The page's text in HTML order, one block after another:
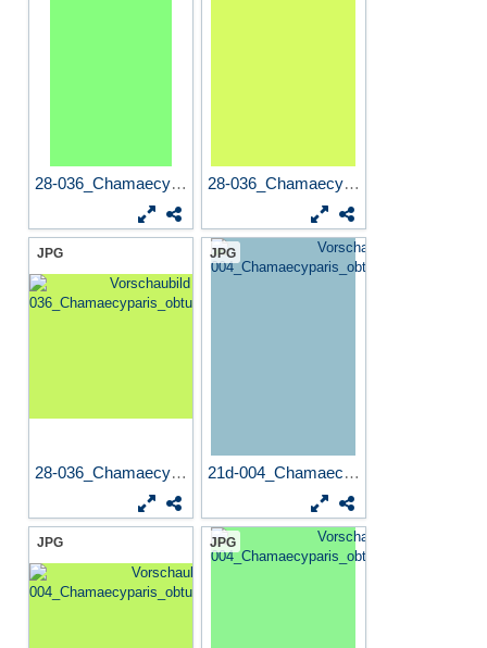
28-036_Chamaecyparis_obtusa... 28-036_Chamaecyparis_obtusa...
JPG
28-036_Chamaecyparis_obtusa...
JPG
21d-004_Chamaecyparis_obtus...
JPG JPG